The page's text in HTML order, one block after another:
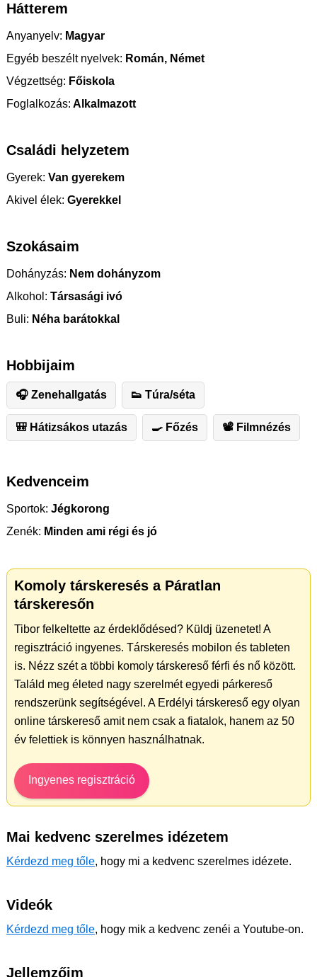
Hátterem
Anyanyelv: Magyar
Egyéb beszélt nyelvek: Román, Német
Végzettség: Főiskola
Foglalkozás: Alkalmazott
Családi helyzetem
Gyerek: Van gyerekem
Akivel élek: Gyerekkel
Szokásaim
Dohányzás: Nem dohányzom
Alkohol: Társasági ivó
Buli: Néha barátokkal
Hobbijaim
🎧 Zenehallgatás 👟 Túra/séta
🎒 Hátizsákos utazás 🍳 Főzés 📽 Filmnézés
Kedvenceim
Sportok: Jégkorong
Zenék: Minden ami régi és jó
Komoly társkeresés a Páratlan
társkeresőn
Tibor felkeltette az érdeklődésed? Küldj üzenetet! A
regisztráció ingyenes. Társkeresés mobilon és tableten
is. Nézz szét a többi komoly társkereső férfi és nő között.
Találd meg életed nagy szerelmét egyedi párkereső
rendszerünk segítségével. A Erdélyi társkereső egy olyan
online társkereső amit nem csak a fiatalok, hanem az 50
év felettiek is könnyen használhatnak.
Ingyenes regisztráció
Mai kedvenc szerelmes idézetem
Kérdezd meg tőle, hogy mi a kedvenc szerelmes idézete.
Videók
Kérdezd meg tőle, hogy mik a kedvenc zenéi a Youtube-on.
Jellemzőim